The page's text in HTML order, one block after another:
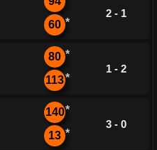
60 *
2 - 1
80 *
113*
1 - 2
140*
13 *
3 - 0